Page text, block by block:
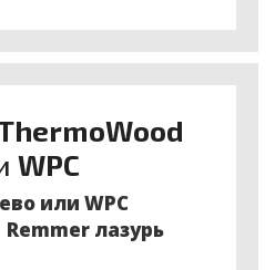
WPC
или WPC
Remmer лазурь